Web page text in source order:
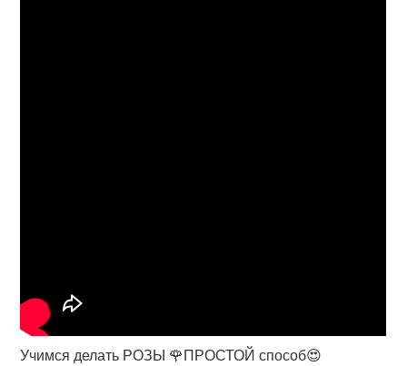
Учимся делать РОЗЫ 🌹ПРОСТОЙ способ😍